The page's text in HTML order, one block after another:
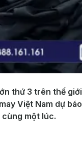
thứ 3 trên thế
Việt Nam dự
một lúc.